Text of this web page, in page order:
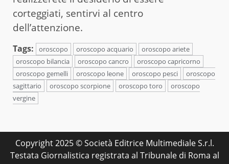
corteggiati, sentirvi al centro
dell’attenzione.
Tags: oroscopo oroscopo acquario
oroscopo ariete
oroscopo bilancia
oroscopo cancro
oroscopo capricorno
oroscopo gemelli
oroscopo leone oroscopo pesci
oroscopo
sagittario
oroscopo scorpione oroscopo toro
oroscopo
vergine
Copyright 2025 © Società Editrice Multimediale S.r.l.
Testata Giornalistica registrata al Tribunale di Roma al